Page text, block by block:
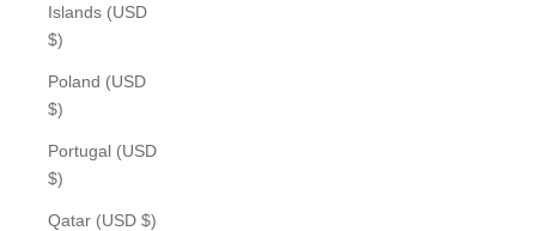
Islands (USD
$)
Poland (USD
$)
Portugal (USD
$)
Qatar (USD $)